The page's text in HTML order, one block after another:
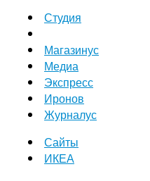
Студия
Магазинус
Медиа
Экспресс
Иронов
Журналус
Сайты
ИКЕА